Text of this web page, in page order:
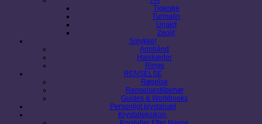
Tigerøje
Turmalin
Unakit
Zeolit
Smykker
Armbånd
Halskæder
Ringe
RENSELSE
Røgelse
Renselsestilbehør
Guides & Workbooks
Personligt krystalsæt
Krystalleksikon